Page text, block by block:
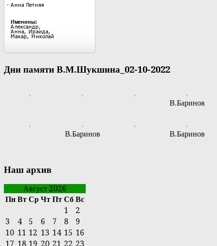
Дни памяти В.М.Шукшина_02-10-2022
В.Баринов
В.Баринов В.Баринов
Наш архив
Август 2026
Пн Вт Ср Чт Пт Сб Вс
1
2
3
4 5 6 7 8
9
10 11 12 13 14 15 16
17 18 19 20 21 22 23